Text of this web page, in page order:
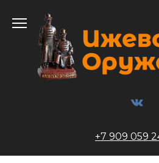
содержанию
+7 909 059